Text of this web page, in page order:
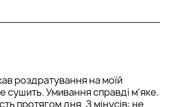
роздратування на моїй
сушить. Умивання справді м'яке.
протягом дня. З мінусів: не